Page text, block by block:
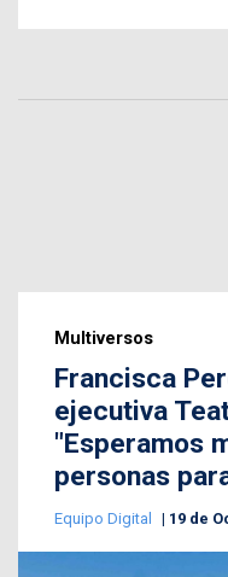
Multiversos
Francisca
ejecutiva
"Esperamos
personas
Equipo Digital 19 de